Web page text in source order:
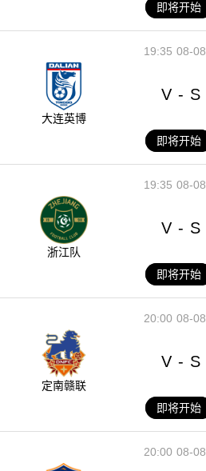
即将开始
08-08
19:35
大连英博
V - S
即将开始
08-08
19:35
浙江队
V - S
即将开始
08-08
20:00
定南赣联
V - S
即将开始
08-08
20:00